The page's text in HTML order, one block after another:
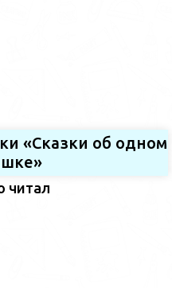
«Сказки об одном
читал